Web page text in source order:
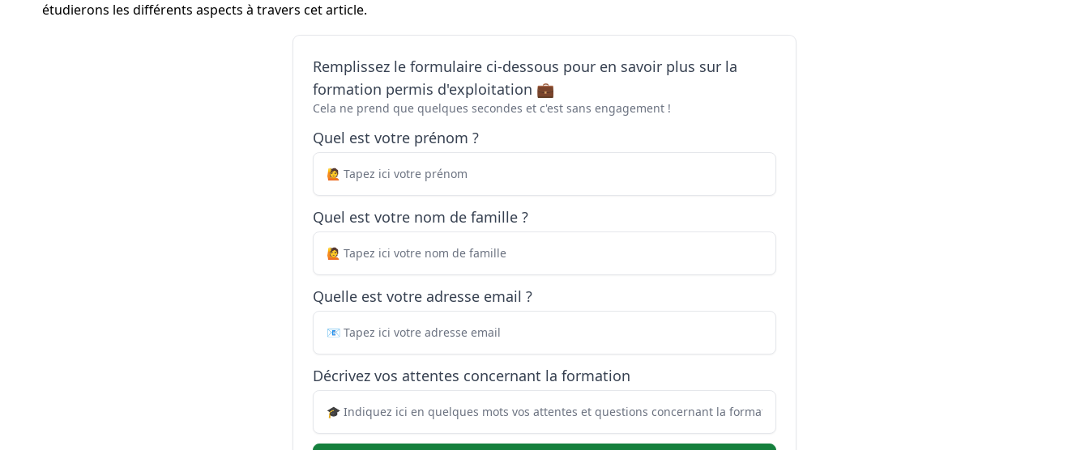
étudierons les différents aspects à travers cet article.
Remplissez le formulaire ci-dessous pour en savoir plus sur la
formation permis d'exploitation 💼
Cela ne prend que quelques secondes et c'est sans engagement !
Quel est votre prénom ?
Quel est votre nom de famille ?
Quelle est votre adresse email ?
Décrivez vos attentes concernant la formation